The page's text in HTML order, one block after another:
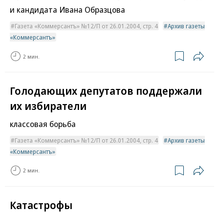
и кандидата Ивана Образцова
Газета «Коммерсантъ» №12/П от 26.01.2004, стр. 4
Архив газеты
«Коммерсантъ»
2 мин.
Голодающих депутатов поддержали
их избиратели
классовая борьба
Газета «Коммерсантъ» №12/П от 26.01.2004, стр. 4
Архив газеты
«Коммерсантъ»
2 мин.
Катастрофы